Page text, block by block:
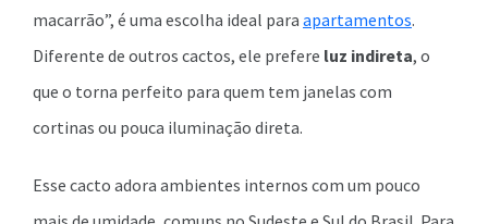
macarrão”, é uma escolha ideal para apartamentos.
Diferente de outros cactos, ele prefere luz indireta, o
que o torna perfeito para quem tem janelas com
cortinas ou pouca iluminação direta.
Esse cacto adora ambientes internos com um pouco